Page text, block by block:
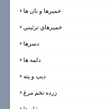
خميرها و نان ها
خميرهاي تزئيني
دسرها
دلمه ها
ديپ و پته
زرده تخم مرغ